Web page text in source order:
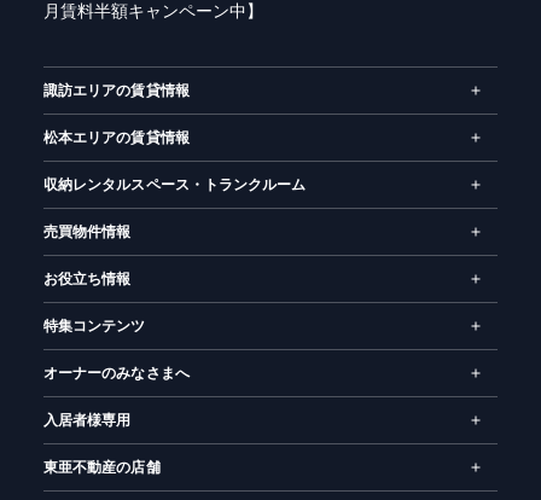
ム
月賃料半額キャンペーン中】
諏訪エリアの賃貸情報
松本エリアの賃貸情報
収納レンタルスペース・トランクルーム
売買物件情報
お役立ち情報
特集コンテンツ
オーナーのみなさまへ
入居者様専用
東亜不動産の店舗